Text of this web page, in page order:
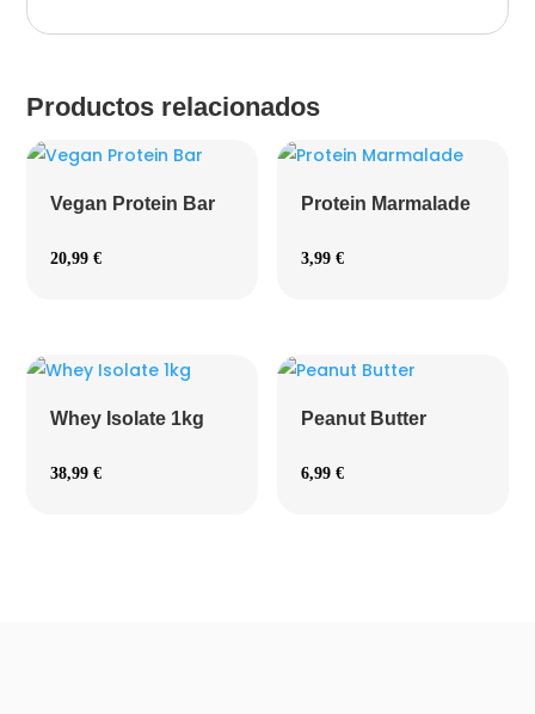
Productos relacionados
Vegan Protein Bar
20,99€
Protein Marmalade
3,99€
Whey Isolate 1kg
38,99€
Peanut Butter
6,99€